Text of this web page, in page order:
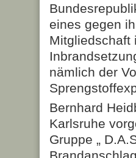
eines gegen
Mitgliedschaft
nämlich der
Bernhard
Karlsruhe
Gruppe „